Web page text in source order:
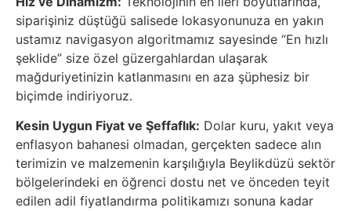
siparişiniz düştüğü salisede lokasyonunuza en yakın
ustamız navigasyon algoritmamız sayesinde “En hızlı
şeklide” size özel güzergahlardan ulaşarak
mağduriyetinizin katlanmasını en aza şüphesiz bir
biçimde indiriyoruz.
Kesin Uygun Fiyat ve Şeffaflık: Dolar kuru, yakıt veya
enflasyon bahanesi olmadan, gerçekten sadece alın
terimizin ve malzemenin karşılığıyla Beylikdüzü sektör
bölgelerindeki en öğrenci dostu net ve önceden teyit
edilen adil fiyatlandırma politikamızı sonuna kadar